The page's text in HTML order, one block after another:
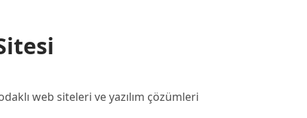
web siteleri ve yazılım çözümleri